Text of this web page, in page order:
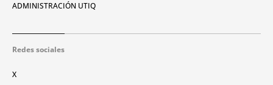
ADMINISTRACIÓN UTIQ
Redes sociales
X